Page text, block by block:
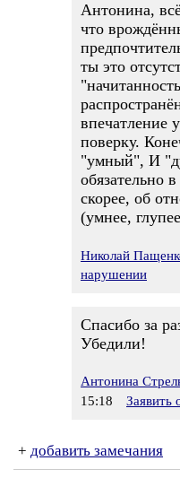
Антонина,
что
ты это
впечатление
поверку.
"умный", И
обязательно
скорее, об
(умнее,
Николай
нарушении
Спасибо за
Убедили!
Антонина
15:18
Заявить
+ добавить замечания